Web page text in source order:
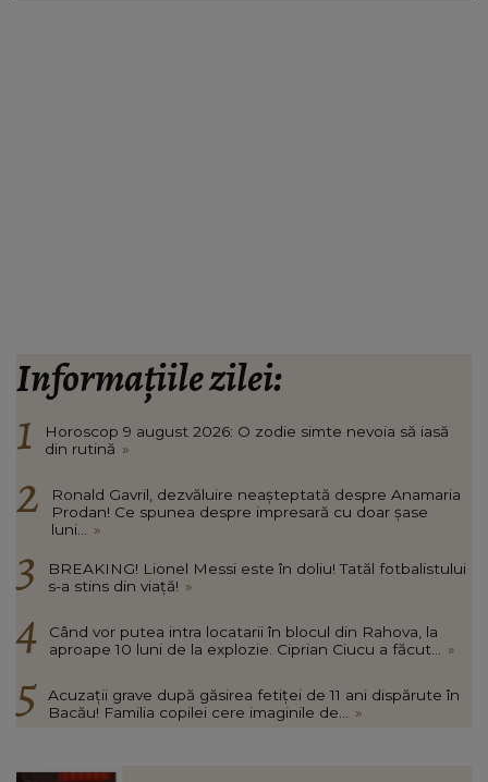
Informațiile zilei:
Horoscop 9 august 2026: O zodie simte nevoia să iasă
din rutină »
Ronald Gavril, dezvăluire neașteptată despre Anamaria
Prodan! Ce spunea despre impresară cu doar șase
luni...
»
BREAKING! Lionel Messi este în doliu! Tatăl fotbalistului
s-a stins din viață! »
Când vor putea intra locatarii în blocul din Rahova, la
aproape 10 luni de la explozie. Ciprian Ciucu a făcut...
»
Acuzații grave după găsirea fetiței de 11 ani dispărute în
Bacău! Familia copilei cere imaginile de...
»